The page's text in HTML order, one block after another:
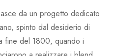
da un progetto dedicato
spinto dal desiderio di
fine del 1800, quando i